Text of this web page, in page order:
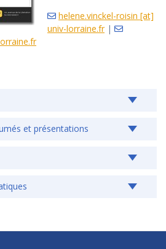
helene.vinckel-roisin [at]
univ-lorraine.fr|
et présentations